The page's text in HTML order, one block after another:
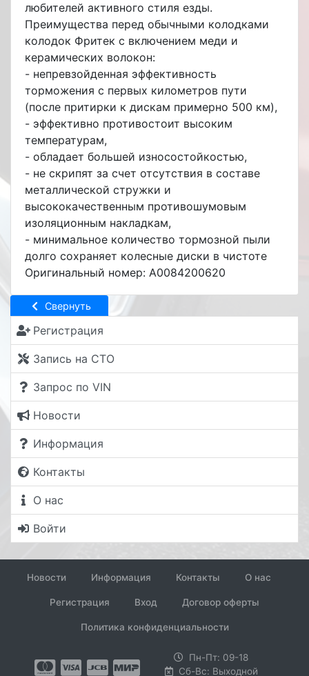
Свернуть
Регистрация
Запись на СТО
Запрос по VIN
Новости
Информация
Контакты
О нас
Войти
любителей активного стиля езды.
Преимущества перед обычными колодками
колодок Фритек с включением меди и
керамических волокон:
- непревзойденная эффективность
торможения с первых километров пути
(после притирки к дискам примерно 500 км),
- эффективно противостоит высоким
температурам,
- обладает большей износостойкостью,
- не скрипят за счет отсутствия в составе
металлической стружки и
высококачественным противошумовым
изоляционным накладкам,
- минимальное количество тормозной пыли
долго сохраняет колесные диски в чистоте
Оригинальный номер: A0084200620
Новости Информация Контакты О нас
Регистрация Вход Договор оферты
Политика конфиденциальности
Пн-Пт: 09-18
Сб-Вс: Выходной